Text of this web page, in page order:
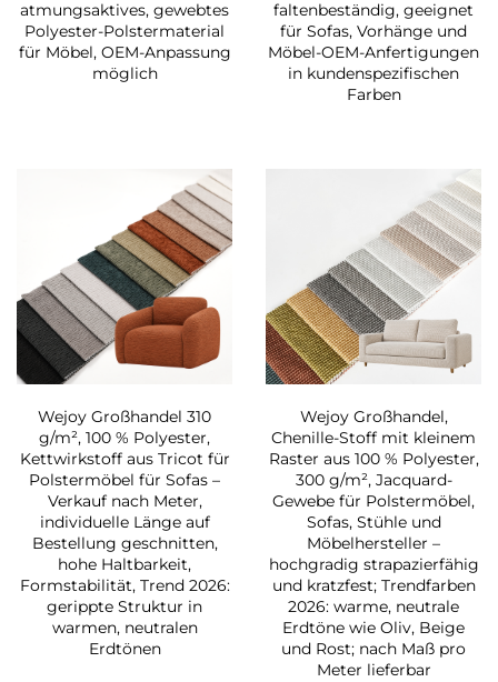
atmungsaktives, gewebtes
Polyester-Polstermaterial
für Möbel, OEM-Anpassung
möglich
faltenbeständig, geeignet
für Sofas, Vorhänge und
Möbel-OEM-Anfertigungen
in kundenspezifischen
Farben
Wejoy Großhandel 310
g/m², 100 % Polyester,
Kettwirkstoff aus Tricot für
Polstermöbel für Sofas –
Verkauf nach Meter,
individuelle Länge auf
Bestellung geschnitten,
hohe Haltbarkeit,
Formstabilität, Trend 2026:
gerippte Struktur in
warmen, neutralen
Erdtönen
Wejoy Großhandel,
Chenille-Stoff mit kleinem
Raster aus 100 % Polyester,
300 g/m², Jacquard-
Gewebe für Polstermöbel,
Sofas, Stühle und
Möbelhersteller –
hochgradig strapazierfähig
und kratzfest; Trendfarben
2026: warme, neutrale
Erdtöne wie Oliv, Beige
und Rost; nach Maß pro
Meter lieferbar